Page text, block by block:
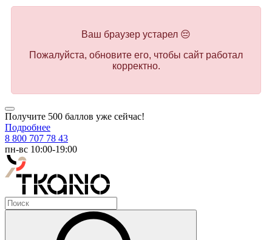
Ваш браузер устарел 😔
Пожалуйста, обновите его, чтобы сайт работал
корректно.
Получите 500 баллов уже сейчас!
Подробнее
8 800 707 78 43
пн-вс 10:00-19:00